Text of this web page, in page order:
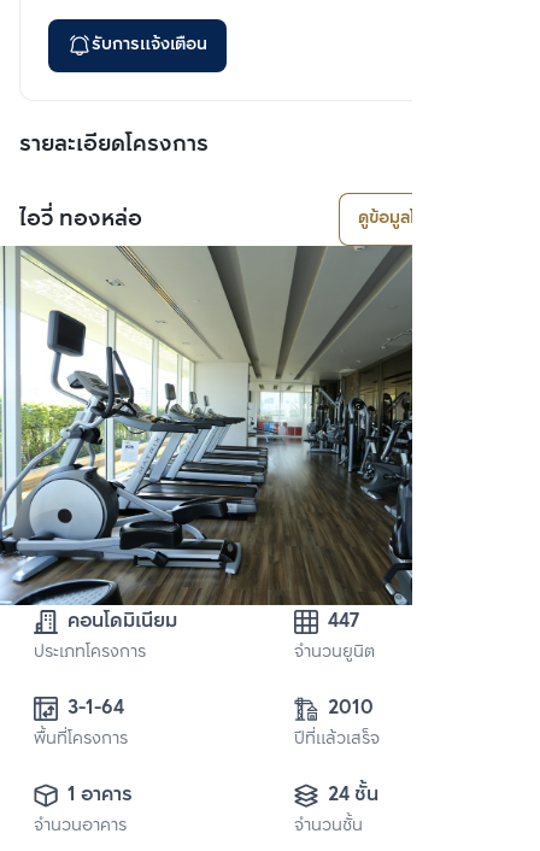
รับการแจ้งเตือน
รายละเอียดโครงการ
ไอวี่ ทองหล่อ ดูข้อมูลโครงการ
คอนโดมิเนียม
ประเภทโครงการ
447
จำนวนยูนิต
พื้นที่โครงการ
2010
ปีที่แล้วเสร็จ
1 อาคาร
จำนวนอาคาร
24 ชั้น
จำนวนชั้น